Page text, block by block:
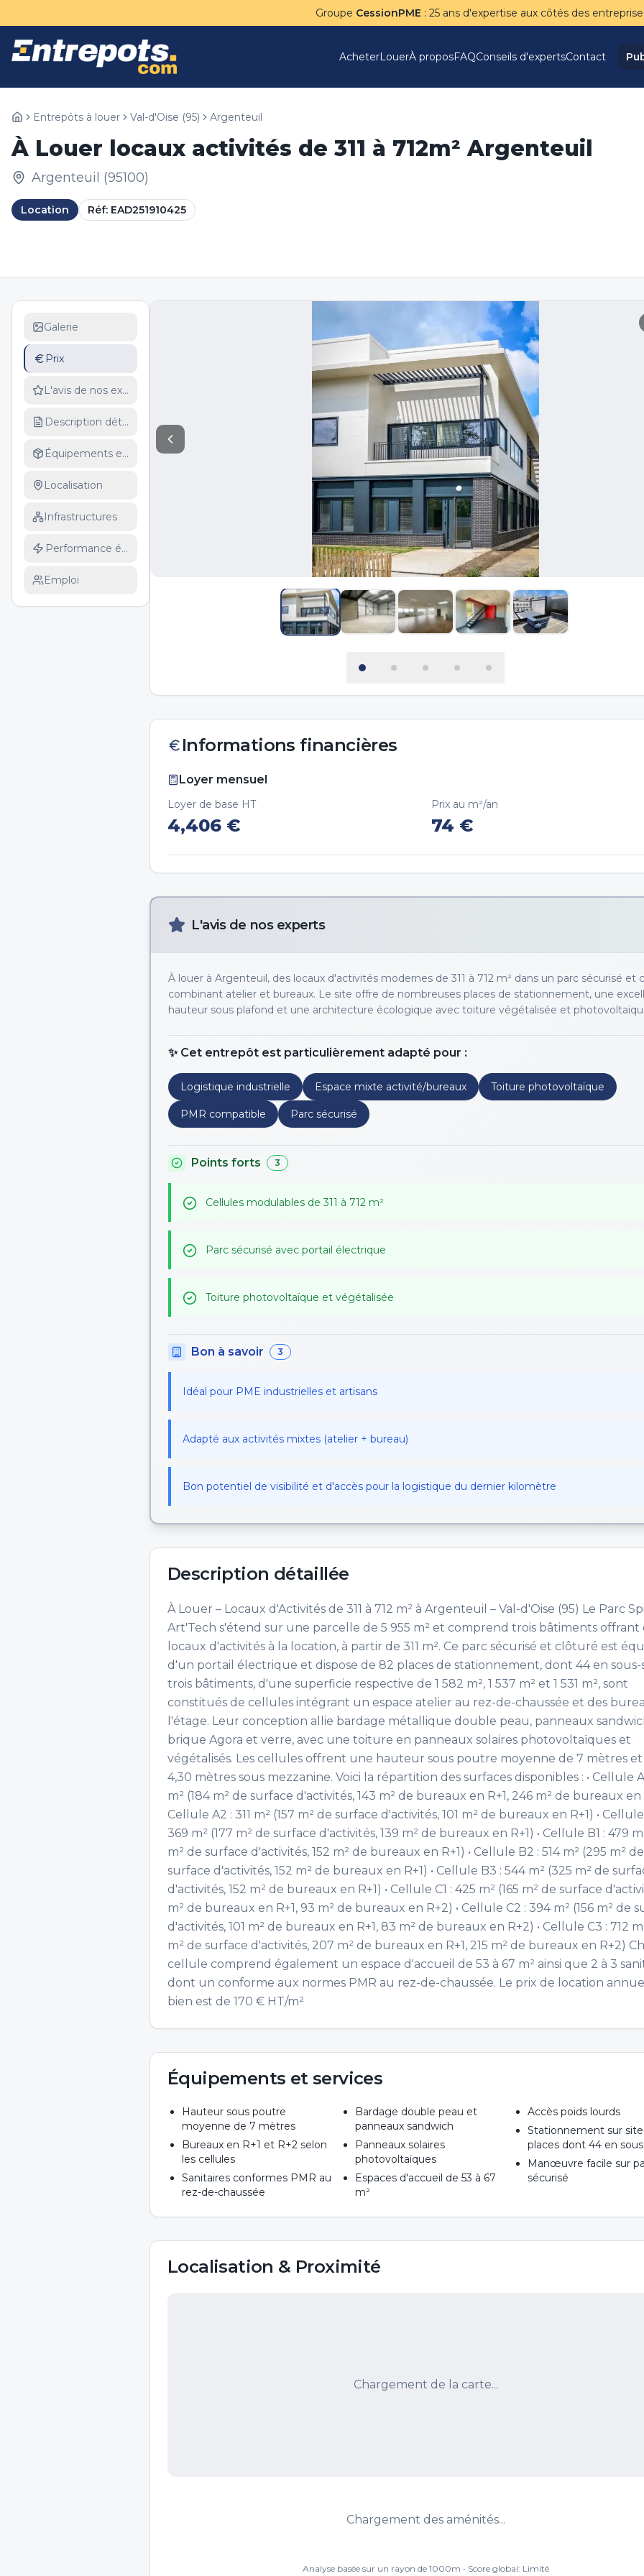
Groupe CessionPME : 25 ans d'expertise aux côtés des
AcheterLouerÀ proposFAQConseils d'expertsContact
Entrepôts à louer Val-d'Oise (95) Argenteuil
À Louer locaux activités de 311 à 712m² Argenteuil
Argenteuil (95100)
Location Réf: EAD251910425
Galerie
Prix
L'avis de nos experts
Description détaillée
Équipements et services
Localisation
Infrastructures
Performance énergétique
Emploi
Informations financières
Loyer mensuel
Loyer de base HT
4,406 €
Prix au m²/an
74 €
L'avis de nos experts
À louer à Argenteuil, des locaux d'activités modernes de 311 à 712 m² dans un parc sécurisé et
combinant atelier et bureaux. Le site offre de nombreuses places de stationnement, une
hauteur sous plafond et une architecture écologique avec toiture végétalisée et
✨ Cet entrepôt est particulièrement adapté pour :
Logistique industrielle Espace mixte activité/bureaux Toiture photovoltaïque
PMR compatible Parc sécurisé
Points forts 3
Cellules modulables de 311 à 712 m²
Parc sécurisé avec portail électrique
Toiture photovoltaïque et végétalisée
Bon à savoir 3
Idéal pour PME industrielles et artisans
Adapté aux activités mixtes (atelier + bureau)
Bon potentiel de visibilité et d'accès pour la logistique du dernier kilomètre
Description détaillée
À Louer – Locaux d'Activités de 311 à 712 m² à Argenteuil – Val-d'Oise (95) Le Parc
Art'Tech s'étend sur une parcelle de 5 955 m² et comprend trois bâtiments offrant
locaux d'activités à la location, à partir de 311 m². Ce parc sécurisé et clôturé est
d'un portail électrique et dispose de 82 places de stationnement, dont 44 en sous-
trois bâtiments, d'une superficie respective de 1 582 m², 1 537 m² et 1 531 m², sont
constitués de cellules intégrant un espace atelier au rez-de-chaussée et des
l'étage. Leur conception allie bardage métallique double peau, panneaux
brique Agora et verre, avec une toiture en panneaux solaires photovoltaïques et
végétalisés. Les cellules offrent une hauteur sous poutre moyenne de 7 mètres
4,30 mètres sous mezzanine. Voici la répartition des surfaces disponibles : • Cellule
m² (184 m² de surface d'activités, 143 m² de bureaux en R+1, 246 m² de bureaux en
Cellule A2 : 311 m² (157 m² de surface d'activités, 101 m² de bureaux en R+1) •
369 m² (177 m² de surface d'activités, 139 m² de bureaux en R+1) • Cellule B1 : 479
m² de surface d'activités, 152 m² de bureaux en R+1) • Cellule B2 : 514 m² (295 m² de
surface d'activités, 152 m² de bureaux en R+1) • Cellule B3 : 544 m² (325 m² de
d'activités, 152 m² de bureaux en R+1) • Cellule C1 : 425 m² (165 m² de surface
m² de bureaux en R+1, 93 m² de bureaux en R+2) • Cellule C2 : 394 m² (156 m² de
d'activités, 101 m² de bureaux en R+1, 83 m² de bureaux en R+2) • Cellule C3 : 712
m² de surface d'activités, 207 m² de bureaux en R+1, 215 m² de bureaux en R+2)
cellule comprend également un espace d'accueil de 53 à 67 m² ainsi que 2 à 3
dont un conforme aux normes PMR au rez-de-chaussée. Le prix de location
bien est de 170 € HT/m²
Équipements et services
Hauteur sous poutre
moyenne de 7 mètres
Bureaux en R+1 et R+2 selon
les cellules
Sanitaires conformes PMR au
rez-de-chaussée
Bardage double peau et
panneaux sandwich
Panneaux solaires
photovoltaïques
Espaces d'accueil de 53 à 67
m²
Accès poids lourds
Stationnement sur
places dont 44 en
Manœuvre facile sur
sécurisé
Localisation & Proximité
Chargement de la carte...
Chargement des aménités...
Analyse basée sur un rayon de 1000m • Score global: Limité